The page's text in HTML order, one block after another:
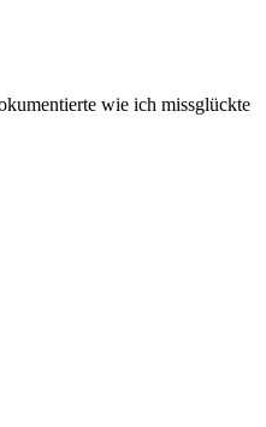
wie ich missglückte